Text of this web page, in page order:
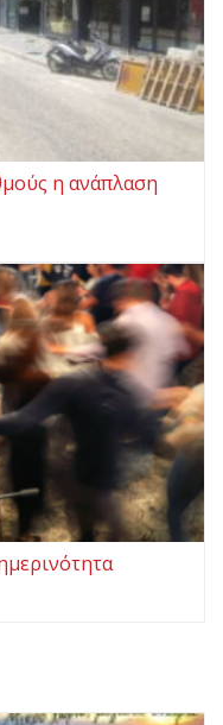
η ανάπλαση